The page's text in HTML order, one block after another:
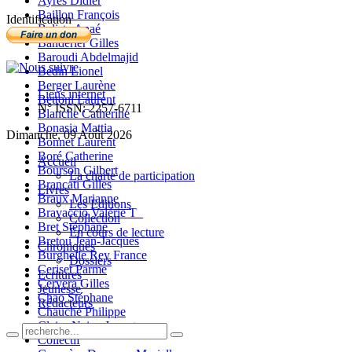
Baillon François
Balista Anaé
Banderier Gilles
Baroudi Abdelmajid
Bedin Lionel
Berger Laurène
Bettoni Laurent
Blanche Catherine
Bonasia Mattia
Bonnet Laurent
Boré Catherine
Bourson Gilbert
Brancati Gilles
Braux Marianne
Bravaccio Valérie T_
Bret Stéphane
Bretou Jean-Jacques
Burghelle Rey France
Ceriset Parme
Cervera Gilles
Chao Stéphane
Chauché Philippe
Claire-Neige Jaunet
Collectif
Identification
Liens internet
N° ISSN: 2257-6711
Dimanche, 09 Août 2026
Accueil
La charte de participation
Livres
Les Editions
Collection
En cours de lecture
Chroniques
Dossiers
Ecritures
Jeunesse
Rédacteurs